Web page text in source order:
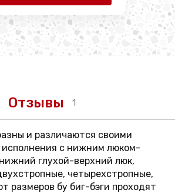
Отзывы 1
и различаются своими
с нижним люком-
глухой-верхний люк,
четырехстропные,
размеров бу биг-бэги проходят